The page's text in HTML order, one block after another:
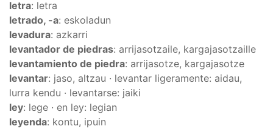
letra: letra
letrado, -a: eskoladun
levadura: azkarri
levantador de piedras: arrijasotzaile, kargajasotzaille
levantamiento de piedra: arrijasotze, kargajasotze
levantar: jaso, altzau · levantar ligeramente: aidau,
lurra kendu · levantarse: jaiki
ley: lege · en ley: legian
leyenda: kontu, ipuin